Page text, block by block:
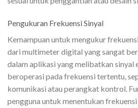
Pengukuran Frekuensi Sinyal
Kemampuan untuk mengukur
dari multimeter digital yang sangat
dalam aplikasi yang melibatkan sinyal
beroperasi pada frekuensi tertentu,
komunikasi atau perangkat kontrol.
pengguna untuk menentukan